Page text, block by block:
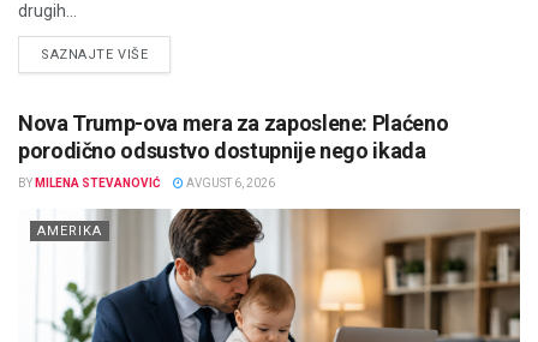
drugih...
SAZNAJTE VIŠEDETAILS
Nova Trump-ova mera za zaposlene: Plaćeno
porodično odsustvo dostupnije nego ikada
BY MILENA STEVANOVIĆ AVGUST 6, 2026
AMERIKA